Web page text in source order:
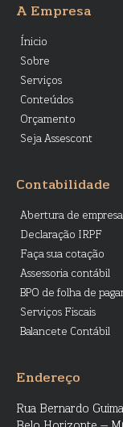
A Empresa
Ínicio
Sobre
Serviços
Conteúdos
Orçamento
Seja Assescont
Contabilidade
Abertura de empresa
Declaração IRPF
Faça sua cotação
Assessoria contábil
BPO de folha de
Serviços Fiscais
Balancete Contábil
Endereço
Rua Bernardo